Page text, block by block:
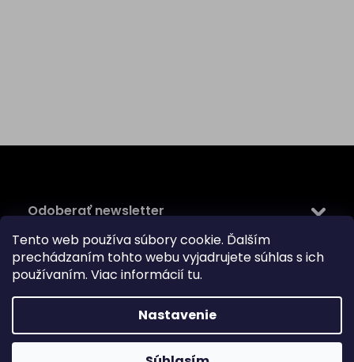
Tento web používa súbory cookie. Ďalším
prechádzaním tohto webu vyjadrujete súhlas s ich
používaním. Viac informácií tu.
Nastavenie
t
Odoberať newsletter
Vložte svoj e-mail a my Vám budeme zasielať informácie
o nových produktoch na našom e-shope.
Vložením e-mailu súhlasíte spodmienkami ochrany
osobných údajov